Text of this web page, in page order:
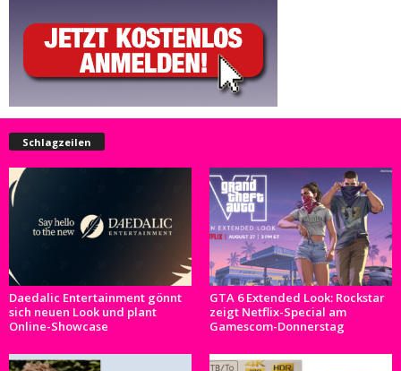
Schlagzeilen
Daedalic Entertainment gönnt
sich neuen Look und plant
Online-Showcase
GTA 6 Extended Look: Rockstar
zeigt Netflix-Special am
Gamescom-Donnerstag